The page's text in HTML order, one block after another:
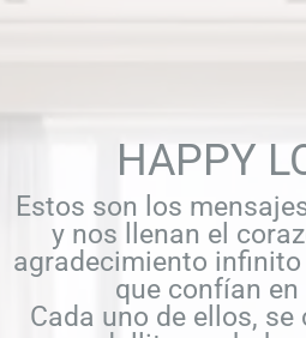
HAPPY
Estos son los
y nos llenan el
agradecimiento
que confían
Cada uno de ellos,